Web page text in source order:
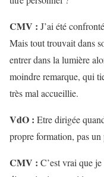
CMV : J’ai été
Mais tout trouvait dans
entrer dans la lumière
moindre remarque, qui
très mal accueillie.
VdO : Etre dirigée
propre formation, pas un
CMV : C’est vrai que